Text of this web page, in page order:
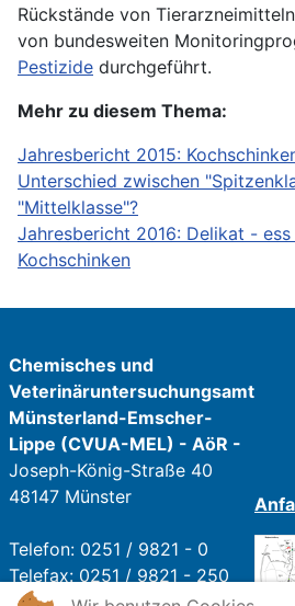
Rückstände von
von bundesweiten
Pestizide durchgeführt.
Mehr zu diesem Thema:
Jahresbericht 2015:
Unterschied zwischen
"Mittelklasse"?
Jahresbericht 2016: Delikat -
Kochschinken
Chemisches und
Veterinäruntersuchungsamt
Münsterland-Emscher-
Lippe (CVUA-MEL) - AöR -
Joseph-König-Straße 40
48147 Münster
Telefon: 0251 / 9821 - 0
Telefax: 0251 / 9821 - 250
E-Mail: poststelle@cvua-